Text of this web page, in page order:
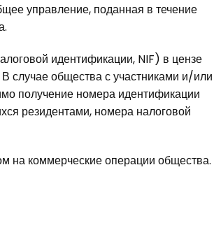
управление, поданная в течение
идентификации, NIF) в цензе
случае общества с участниками и/или
получение номера идентификации
резидентами, номера налоговой
на коммерческие операции общества.